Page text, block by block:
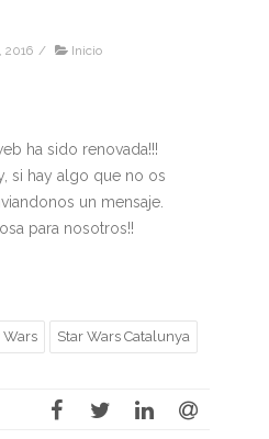
2016 / Inicio
ha sido renovada!!!
si hay algo que no os
un mensaje.
para nosotros!!
Wars Star Wars Catalunya